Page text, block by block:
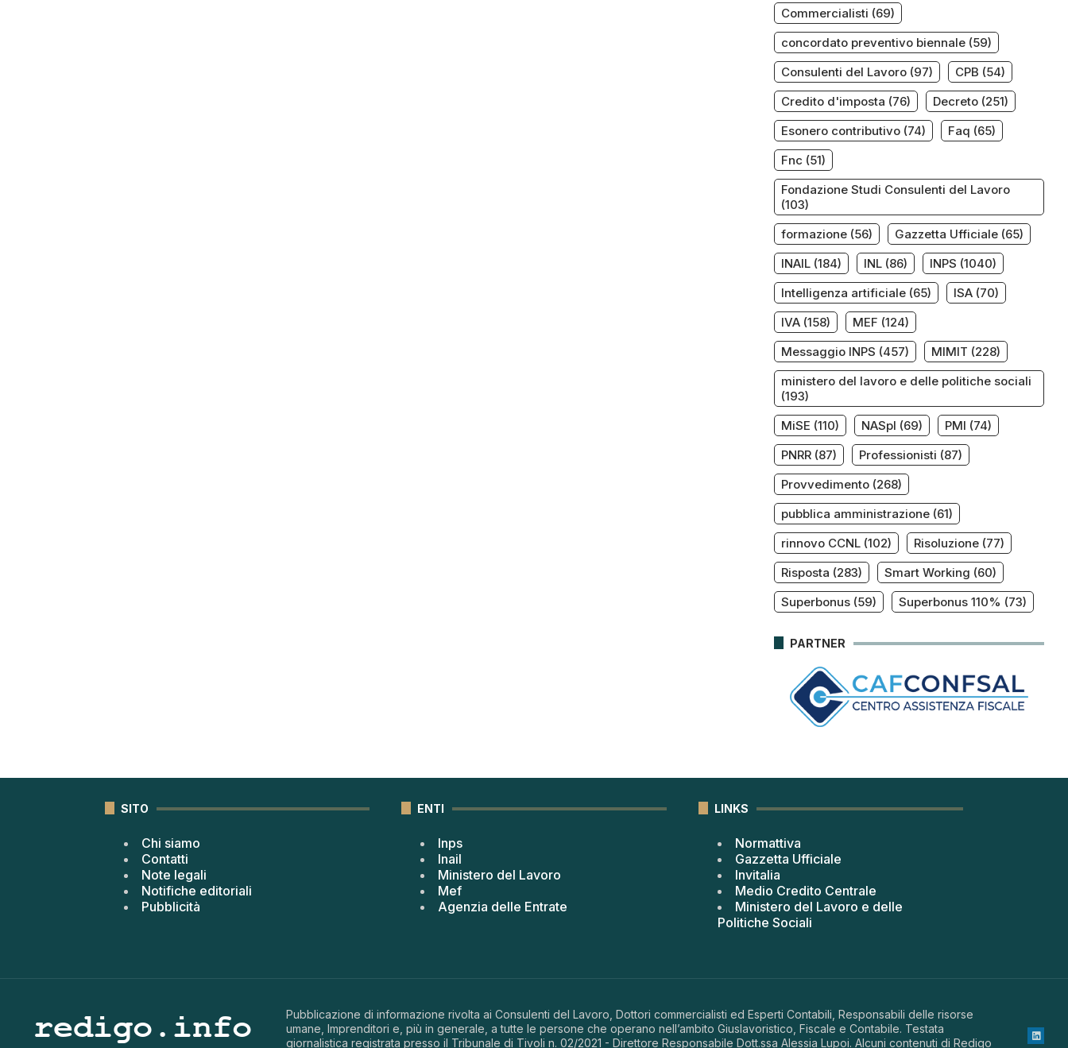
Commercialisti (69)
concordato preventivo biennale(59)
Consulenti del Lavoro(97) CPB (54)
Credito d'imposta (76) Decreto(251)
Esonero contributivo(74) Faq (65)
Fnc (51)
Fondazione Studi Consulenti del Lavoro
(103)
formazione(56) Gazzetta Ufficiale(65)
INAIL(184) INL(86) INPS (1040)
Intelligenza artificiale(65) ISA(70)
IVA(158) MEF (124)
Messaggio INPS (457) MIMIT (228)
ministero del lavoro e delle politiche sociali
(193)
MiSE (110) NASpI (69) PMI (74)
PNRR(87) Professionisti (87)
Provvedimento(268)
pubblica amministrazione(61)
rinnovo CCNL(102) Risoluzione(77)
Risposta (283) Smart Working (60)
Superbonus(59) Superbonus 110% (73)
PARTNER
SITO
Chi siamo
Contatti
Note legali
Notifiche editoriali
Pubblicità
ENTI
Inps
Inail
Ministero del Lavoro
Mef
Agenzia delle Entrate
LINKS
Normattiva
Gazzetta Ufficiale
Invitalia
Medio Credito Centrale
Ministero del Lavoro e delle
Politiche Sociali
Pubblicazione di informazione rivolta ai Consulenti del Lavoro, Dottori commercialisti ed Esperti Contabili, Responsabili delle risorse
umane, Imprenditori e, più in generale, a tutte le persone che operano nell’ambito Giuslavoristico, Fiscale e Contabile. Testata
giornalistica registrata presso il Tribunale di Tivoli n. 02/2021 - Direttore Responsabile Dott.ssa Alessia Lupoi. Alcuni contenuti di Redigo